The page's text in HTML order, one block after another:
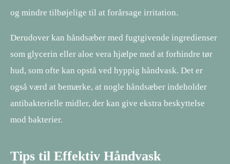
og mindre tilbøjelige til at forårsage irritation.
Derudover kan håndsæber med fugtgivende ingredienser
som glycerin eller aloe vera hjælpe med at forhindre tør
hud, som ofte kan opstå ved hyppig håndvask. Det er
også værd at bemærke, at nogle håndsæber indeholder
antibakterielle midler, der kan give ekstra beskyttelse
mod bakterier.
Tips til Effektiv Håndvask